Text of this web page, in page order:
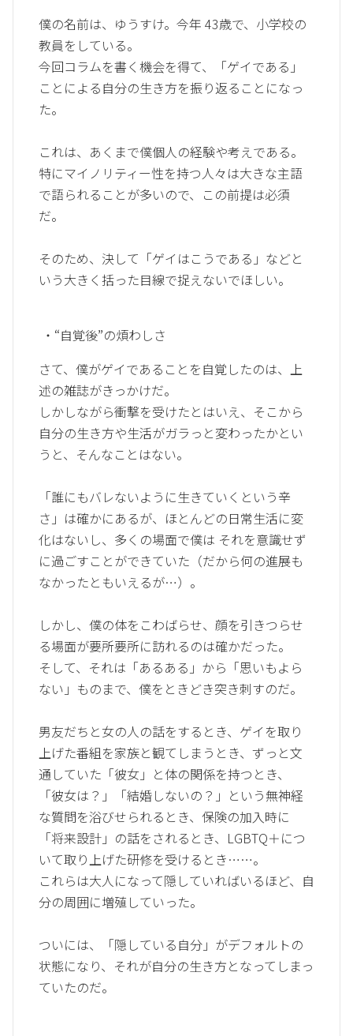
僕の名前は、ゆうすけ。今年 43歳で、小学校の
教員をしている。
今回コラムを書く機会を得て、「ゲイである」
ことによる自分の生き方を振り返ることになっ
た。
これは、あくまで僕個人の経験や考えである。
特にマイノリティー性を持つ人々は大きな主語
で語られることが多いので、この前提は必須
だ。
そのため、決して「ゲイはこうである」などと
いう大きく括った目線で捉えないでほしい。
・“自覚後”の煩わしさ
さて、僕がゲイであることを自覚したのは、上
述の雑誌がきっかけだ。
しかしながら衝撃を受けたとはいえ、そこから
自分の生き方や生活がガラっと変わったかとい
うと、そんなことはない。
「誰にもバレないように生きていくという辛
さ」は確かにあるが、ほとんどの日常生活に変
化はないし、多くの場面で僕は それを意識せず
に過ごすことができていた（だから何の進展も
なかったともいえるが…）。
しかし、僕の体をこわばらせ、顔を引きつらせ
る場面が要所要所に訪れるのは確かだった。
そして、それは「あるある」から「思いもよら
ない」ものまで、僕をときどき突き刺すのだ。
男友だちと女の人の話をするとき、ゲイを取り
上げた番組を家族と観てしまうとき、ずっと文
通していた「彼女」と体の関係を持つとき、
「彼女は？」「結婚しないの？」という無神経
な質問を浴びせられるとき、保険の加入時に
「将来設計」の話をされるとき、LGBTQ＋につ
いて取り上げた研修を受けるとき……。
これらは大人になって隠していればいるほど、自
分の周囲に増殖していった。
ついには、「隠している自分」がデフォルトの
状態になり、それが自分の生き方となってしまっ
ていたのだ。